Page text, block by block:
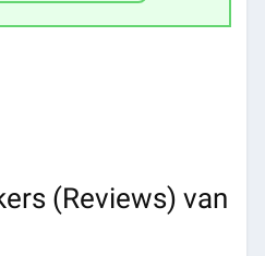
(Reviews) van